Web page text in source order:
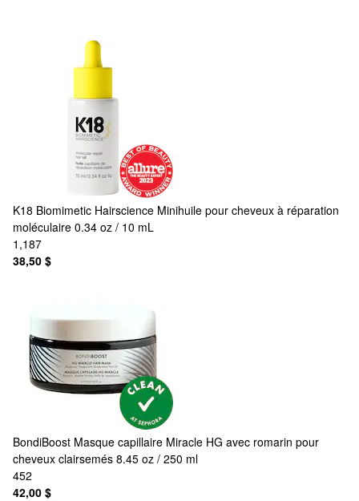
K18 Biomimetic Hairscience Minihuile pour cheveux à réparation
moléculaire 0.34 oz / 10 mL
1,187
38,50 $
BondiBoost Masque capillaire Miracle HG avec romarin pour
cheveux clairsemés 8.45 oz / 250 ml
452
42,00 $